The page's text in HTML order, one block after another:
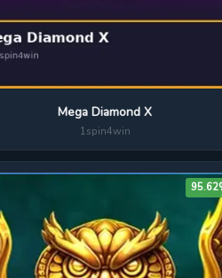
Mega Diamond X
1spin4win